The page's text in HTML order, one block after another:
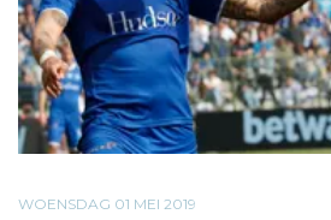
WOENSDAG 01 MEI 2019